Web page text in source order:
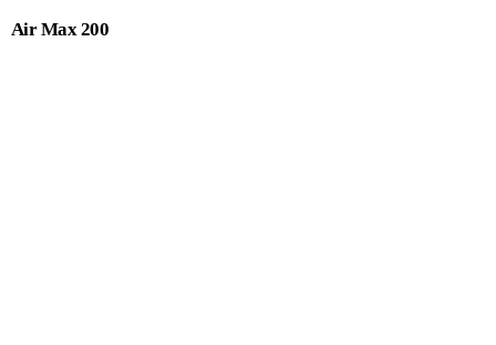
Air Max 200